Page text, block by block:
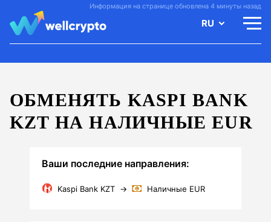
Информация на странице обновлена 4 минуты назад
RU
ОБМЕНЯТЬ KASPI BANK
KZT НА НАЛИЧНЫЕ EUR
Ваши последние направления:
Kaspi Bank KZT → Наличные EUR